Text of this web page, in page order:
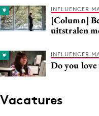
INFLUENCER
[Column]
uitstralen
INFLUENCER
Do you love
Vacatures